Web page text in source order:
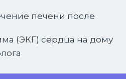
печени после
(ЭКГ) сердца на дому